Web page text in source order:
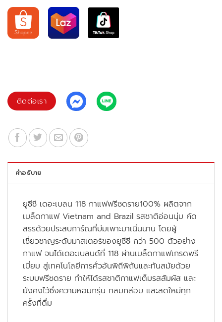
ติดต่อเรา
คำอธิบาย
ยูซีซี เดอะเบลน 118 กาแฟฟรีซดราย100% ผลิตจาก
เมล็ดกาแฟ Vietnam and Brazil รสชาติอ่อนนุ่ม คัด
สรรด้วยประสบการ์ณที่บ่มเพาะมาเนิ่นนาน โดยผู้
เชี่ยวชาญระดับมาสเตอร์ของยูซีซี กว่า 500 ตัวอย่าง
กาแฟ จนได้เดอะเบลนด์ที่ 118 ผ่านเมล็ดกาแฟเกรดพรี
เมี่ยม สู่เทคโนโลยีการคั่วอันพิถีพิถันและทันสมัยด้วย
ระบบฟรีซดราย ทำให้ได้รสชาติกาแฟเต็มรสสัมผัส และ
ยังคงไว้ซึ่งความหอมกรุ่น กลมกล่อม และสดใหม่ทุก
ครั้งที่ดื่ม